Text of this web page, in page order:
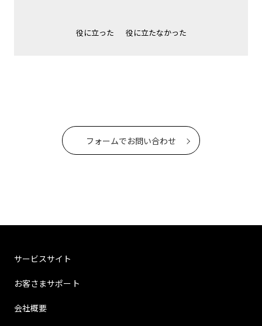
役に立った 役に立たなかった
フォームでお問い合わせ
サービスサイト
お客さまサポート
会社概要